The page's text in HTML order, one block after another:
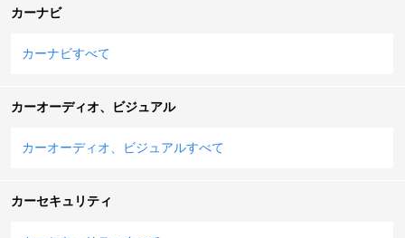
カーナビ
カーナビすべて
カーオーディオ、ビジュアル
カーオーディオ、ビジュアルすべて
カーセキュリティ